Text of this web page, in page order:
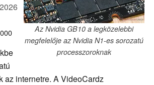
Az Nvidia GB10 a legközelebbi
megfelelője az Nvidia N1-es sorozatú
processzoroknak
az internetre. A VideoCardz